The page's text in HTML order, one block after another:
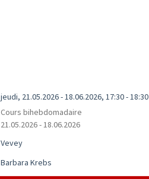
jeudi, 21.05.2026 - 18.06.2026, 17:30 - 18:30
Cours bihebdomadaire
21.05.2026 - 18.06.2026
Vevey
Barbara Krebs